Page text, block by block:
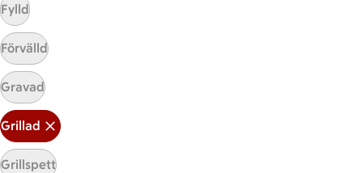
Här hittar du alla goda recept du har sparat och
Fylld
Förvälld
Gravad
Grillad
Grillspett